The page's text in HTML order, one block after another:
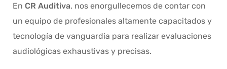
En CR Auditiva, nos enorgullecemos de contar con
un equipo de profesionales altamente capacitados y
tecnología de vanguardia para realizar evaluaciones
audiológicas exhaustivas y precisas.